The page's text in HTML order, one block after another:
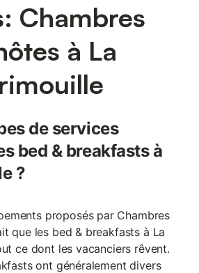
Chambres
à La
de services
bed & breakfasts à
?
proposés par Chambres
que les bed & breakfasts à La
ce dont les vacanciers rêvent.
ont généralement divers